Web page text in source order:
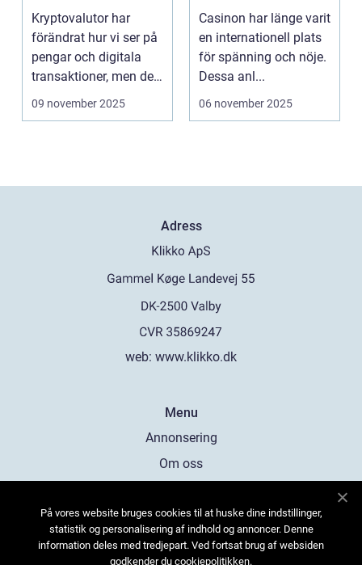
lekplats
Kryptovalutor har
förändrat hur vi ser på
pengar och digitala
transaktioner, men de
...
09 november 2025
underhållning
Casinon har länge varit
en internationell plats
för spänning och nöje.
Dessa anl...
06 november 2025
Adress
web: www.klikko.dk
Menu
Annonsering
Om oss
Kontakta oss
Sitemap
På vores website bruges cookies til at huske dine indstillinger,
statistik og personalisering af indhold og annoncer. Denne
information deles med tredjepart. Ved fortsat brug af websiden
godkender du cookiepolitikken.